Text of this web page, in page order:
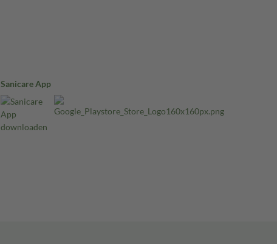
Sanicare App